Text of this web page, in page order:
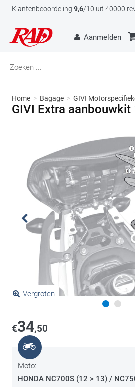
Klantenbeoordeling 9,6/10 uit 40000
Aanmelden
Home > Bagage > GIVI
GIVI Extra aanbouwkit
Vergroten
€34,50
Moto:
HONDA NC700S (12 > 13) /